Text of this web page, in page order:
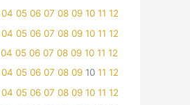
04 05 06 07 08 09 10 11 12
04 05 06 07 08 09 10 11 12
04 05 06 07 08 09 10 11 12
04 05 06 07 08 09 10 11 12
04 05 06 07 08 09 10 11 12